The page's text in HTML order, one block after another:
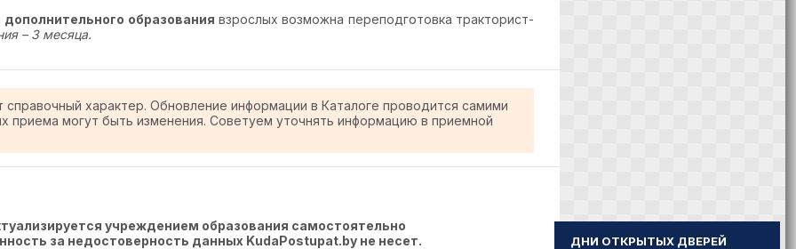
дополнительного образования взрослых возможна переподготовка тракторист-
– 3 месяца.
характер. Обновление информации в Каталоге проводится самими
приема могут быть изменения. Советуем уточнять информацию в приемной
учреждением образования самостоятельно
за недостоверность данных KudaPostupat.by не несет.
ДНИ ОТКРЫТЫХ ДВЕРЕЙ